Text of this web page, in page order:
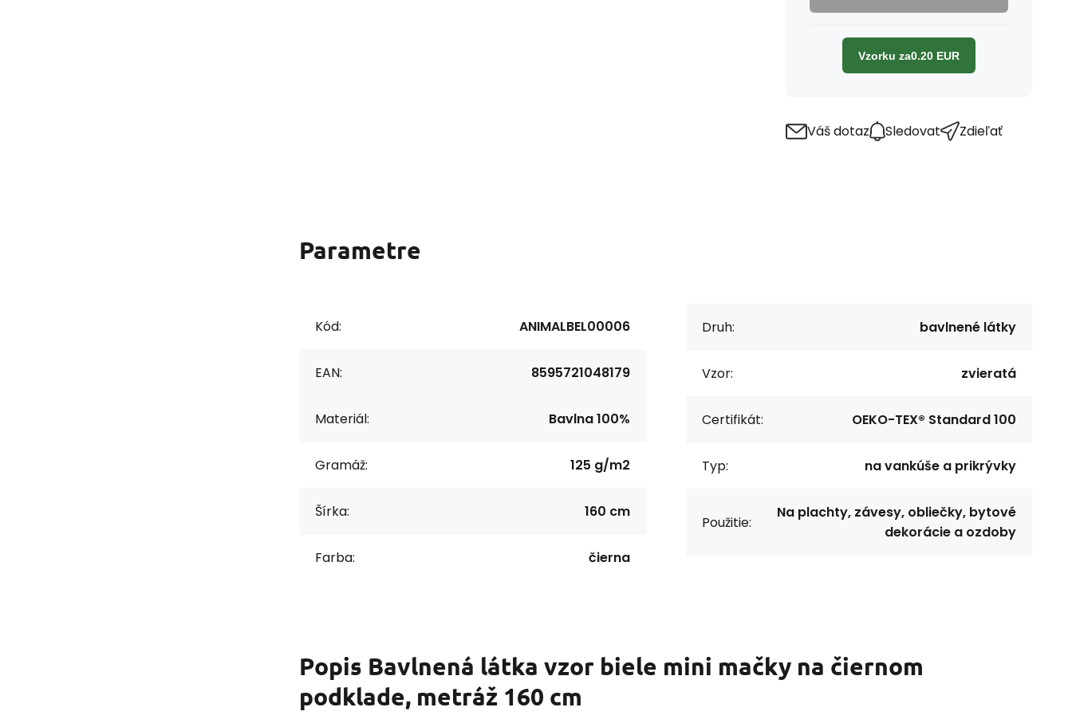
Vzorku za0.20 EUR
Váš dotaz Sledovat Zdieľať
Parametre
Kód: ANIMALBEL00006
EAN: 8595721048179
Materiál: Bavlna 100%
Gramáž: 125 g/m2
Šírka: 160 cm
Farba: čierna
Druh: bavlnené látky
Vzor: zvieratá
Certifikát: OEKO-TEX® Standard 100
Typ: na vankúše a prikrývky
Použitie:
Na plachty, závesy, obliečky, bytové
dekorácie a ozdoby
Popis Bavlnená látka vzor biele mini mačky na čiernom
podklade, metráž 160 cm